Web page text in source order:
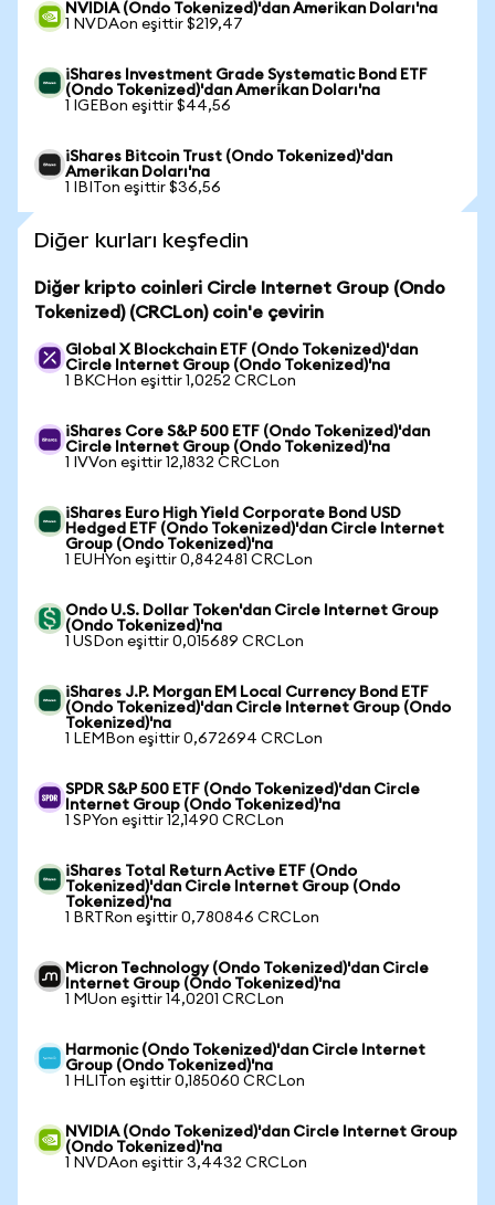
NVIDIA (Ondo Tokenized)'dan Amerikan Doları'na
1 NVDAon eşittir $219,47
iShares Investment Grade Systematic Bond ETF
(Ondo Tokenized)'dan Amerikan Doları'na
1 IGEBon eşittir $44,56
iShares Bitcoin Trust (Ondo Tokenized)'dan
Amerikan Doları'na
1 IBITon eşittir $36,56
Diğer kurları keşfedin
Diğer kripto coinleri Circle Internet Group (Ondo
Tokenized) (CRCLon) coin'e çevirin
Global X Blockchain ETF (Ondo Tokenized)'dan
Circle Internet Group (Ondo Tokenized)'na
1 BKCHon eşittir 1,0252 CRCLon
iShares Core S&P 500 ETF (Ondo Tokenized)'dan
Circle Internet Group (Ondo Tokenized)'na
1 IVVon eşittir 12,1832 CRCLon
iShares Euro High Yield Corporate Bond USD
Hedged ETF (Ondo Tokenized)'dan Circle Internet
Group (Ondo Tokenized)'na
1 EUHYon eşittir 0,842481 CRCLon
Ondo U.S. Dollar Token'dan Circle Internet Group
(Ondo Tokenized)'na
1 USDon eşittir 0,015689 CRCLon
iShares J.P. Morgan EM Local Currency Bond ETF
(Ondo Tokenized)'dan Circle Internet Group (Ondo
Tokenized)'na
1 LEMBon eşittir 0,672694 CRCLon
SPDR S&P 500 ETF (Ondo Tokenized)'dan Circle
Internet Group (Ondo Tokenized)'na
1 SPYon eşittir 12,1490 CRCLon
iShares Total Return Active ETF (Ondo
Tokenized)'dan Circle Internet Group (Ondo
Tokenized)'na
1 BRTRon eşittir 0,780846 CRCLon
Micron Technology (Ondo Tokenized)'dan Circle
Internet Group (Ondo Tokenized)'na
1 MUon eşittir 14,0201 CRCLon
Harmonic (Ondo Tokenized)'dan Circle Internet
Group (Ondo Tokenized)'na
1 HLITon eşittir 0,185060 CRCLon
NVIDIA (Ondo Tokenized)'dan Circle Internet Group
(Ondo Tokenized)'na
1 NVDAon eşittir 3,4432 CRCLon